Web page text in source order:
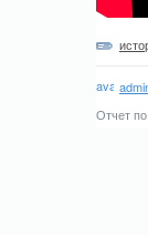
Отчет